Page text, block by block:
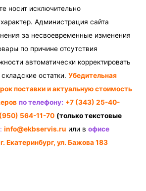
носит исключительно
Администрация сайта
за несвоевременные изменения
по причине отсутствия
автоматически корректировать
остатки. Убедительная
поставки и актуальную стоимость
по телефону: +7 (343) 25-40-
564-11-70 (только текстовые
: info@ekbservis.ru или в офисе
г. Екатеринбург, ул. Бажова 183